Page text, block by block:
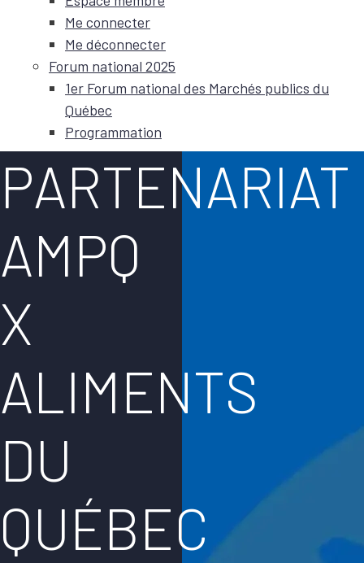
Me connecter
Me déconnecter
Forum national 2025
1er Forum national des Marchés publics du
Québec
Programmation
PARTENARIAT
AMPQ
X
ALIMENTS
DU
QUÉBEC